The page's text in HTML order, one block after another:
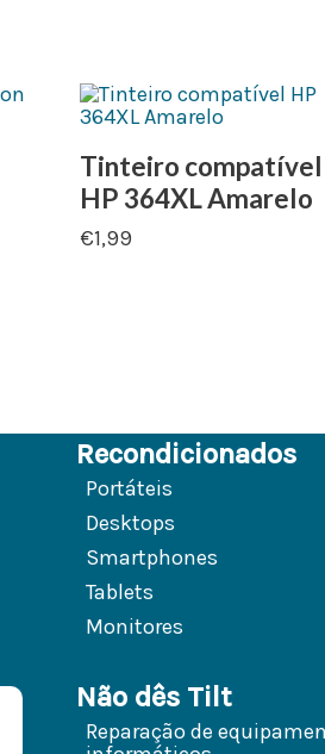
Tinteiro compatível
HP 364XL Amarelo
€1,99
Recondicionados
Portáteis
Desktops
Smartphones
Tablets
Monitores
Não dês Tilt
Reparação de